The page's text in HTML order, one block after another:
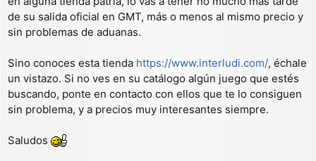
j
e
de su salida oficial en GMT, más o menos al mismo precio y
sin problemas de aduanas.
Sino conoces esta tienda https://www.interludi.com/, échale
un vistazo. Si no ves en su catálogo algún juego que estés
buscando, ponte en contacto con ellos que te lo consiguen
sin problema, y a precios muy interesantes siempre.
Saludos